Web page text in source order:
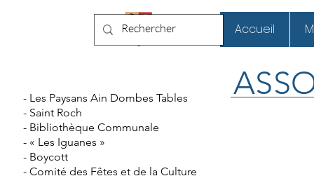
Chaneins Accueil
- Les Paysans Ain Dombes Tables
- Saint Roch
- Bibliothèque Communale
- « Les Iguanes »
- Boycott
- Comité des Fêtes et de la Culture